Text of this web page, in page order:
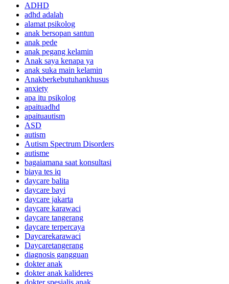
ADHD
adhd adalah
alamat psikolog
anak bersopan santun
anak pede
anak pegang kelamin
Anak saya kenapa ya
anak suka main kelamin
Anakberkebutuhankhusus
anxiety
apa itu psikolog
apaituadhd
apaituautism
ASD
autism
Autism Spectrum Disorders
autisme
bagaiamana saat konsultasi
biaya tes iq
daycare balita
daycare bayi
daycare jakarta
daycare karawaci
daycare tangerang
daycare terpercaya
Daycarekarawaci
Daycaretangerang
diagnosis gangguan
dokter anak
dokter anak kalideres
dokter spesialis anak